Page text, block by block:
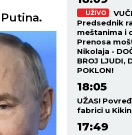
UŽIVO
Predsednik
meštanima i
Prenosa
Nikolaja -
BROJ LJUDI,
POKLON!
18:05
UŽAS!
fabrici u
17:49